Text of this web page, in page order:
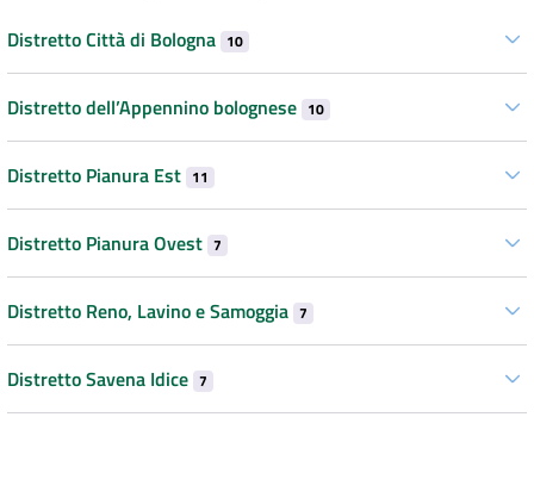
Distretto Città di Bologna 10
Distretto dell’Appennino bolognese 10
Distretto Pianura Est 11
Distretto Pianura Ovest 7
Distretto Reno, Lavino e Samoggia 7
Distretto Savena Idice 7